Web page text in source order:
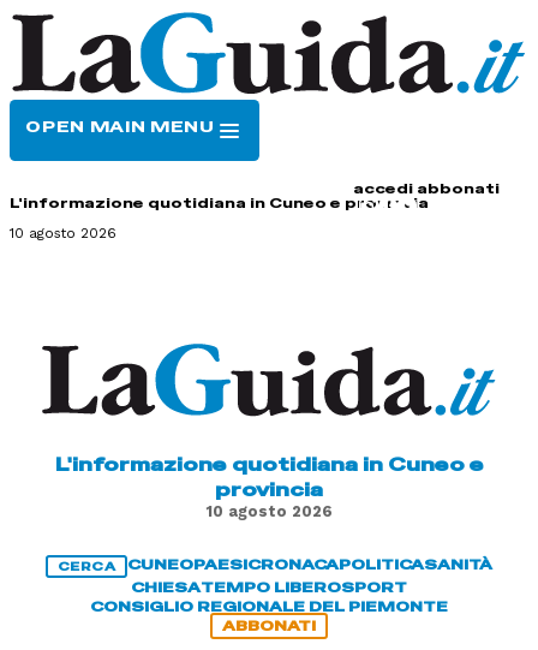
OPEN MAIN MENU
accedi abbonati
L'informazione quotidiana in Cuneo e provincia
10 agosto 2026
L'informazione quotidiana in Cuneo e
provincia
10 agosto 2026
CERCA CUNEOPAESICRONACAPOLITICASANITÀ
CHIESATEMPO LIBEROSPORT
CONSIGLIO REGIONALE DEL PIEMONTE
ABBONATI